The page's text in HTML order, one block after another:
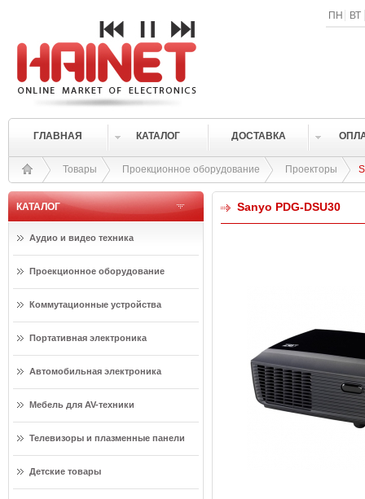
ПН ВТ
ГЛАВНАЯ КАТАЛОГ ДОСТАВКА
Товары Проекционное оборудование Проекторы
КАТАЛОГ
Аудио и видео техника
Проекционное оборудование
Коммутационные устройства
Портативная электроника
Автомобильная электроника
Мебель для AV-техники
Телевизоры и плазменные панели
Детские товары
Sanyo PDG-DSU30